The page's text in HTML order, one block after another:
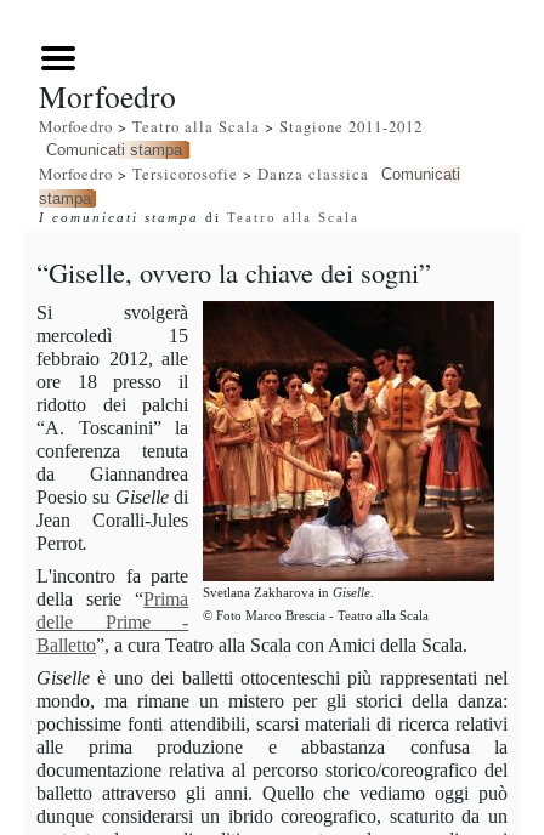
Morfoedro
Morfoedro > Teatro alla Scala > Stagione 2011-2012
Comunicati stampa
Morfoedro > Tersicorosofie > Danza classica
Comunicati
stampa
I comunicati stampa di Teatro alla Scala
“Giselle, ovvero la chiave dei sogni”
Svetlana Zakharova in Giselle.
© Foto Marco Brescia ‑ Teatro alla Scala
Si svolgerà
mercoledì 15
febbraio 2012, alle
ore 18 presso il
ridotto dei palchi
“A. Toscanini” la
conferenza tenuta
da Giannandrea
Poesio su Giselledi
Jean Coralli-Jules
Perrot.
L'incontro fa parte
della serie “Prima
delle Prime -
Balletto”, a cura Teatro alla Scala con Amici della Scala.
Giselleè uno dei balletti ottocenteschi più rappresentati nel
mondo, ma rimane un mistero per gli storici della danza:
pochissime fonti attendibili, scarsi materiali di ricerca relativi
alle prima produzione e abbastanza confusa la
documentazione relativa al percorso storico/coreografico del
balletto attraverso gli anni. Quello che vediamo oggi può
dunque considerarsi un ibrido coreografico, scaturito da un